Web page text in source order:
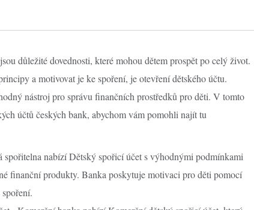
důležité dovednosti, které mohou dětem prospět po celý život.
a motivovat je ke spoření, je otevření dětského účtu.
nástroj pro správu finančních prostředků pro děti. V tomto
účtů českých bank, abychom vám pomohli najít tu
spořitelna nabízí Dětský spořicí účet s výhodnými podmínkami
finanční produkty. Banka poskytuje motivaci pro děti pomocí